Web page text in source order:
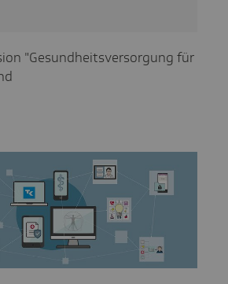
"Gesundheitsversorgung für